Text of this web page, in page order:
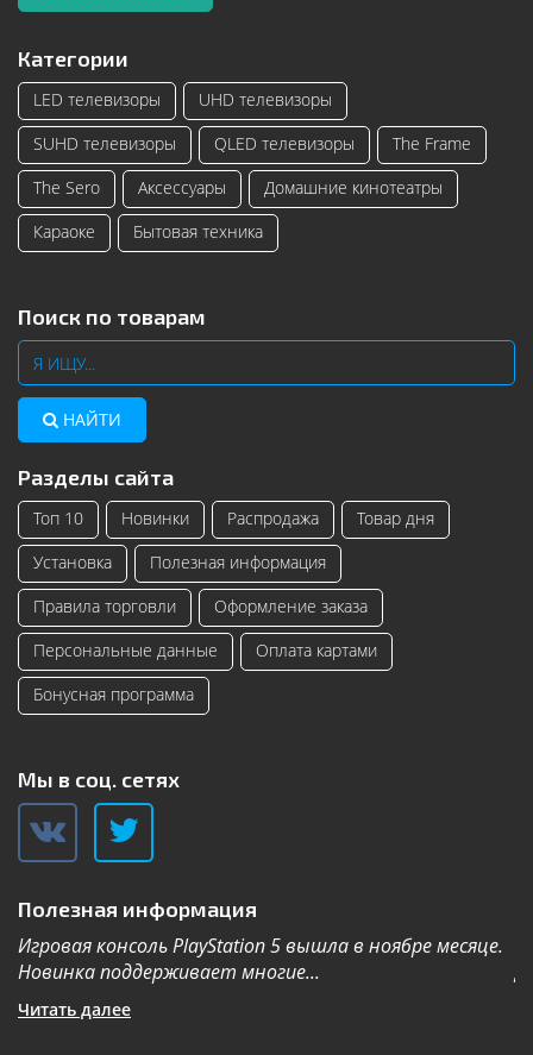
Категории
LED телевизоры
UHD телевизоры
SUHD телевизоры
QLED телевизоры
The Frame
The Sero
Аксессуары
Домашние кинотеатры
Караоке
Бытовая техника
Поиск по товарам
НАЙТИ
Разделы сайта
Топ 10 Новинки Распродажа
Товар дня
Установка
Полезная информация
Правила торговли
Оформление заказа
Персональные данные
Оплата картами
Бонусная программа
Мы в соц. сетях
Полезная информация
Игровая консоль PlayStation 5 вышла в ноябре месяце.
Новинка поддерживает многие...
Читать далее